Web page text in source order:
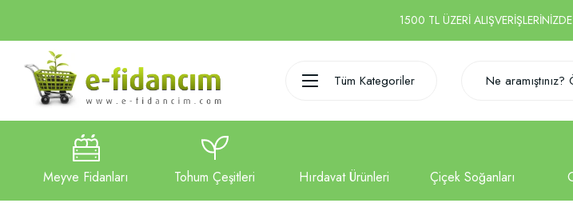
1500 TL ÜZERİ ALIŞVERİŞLERİNİZDE
Tüm Kategoriler